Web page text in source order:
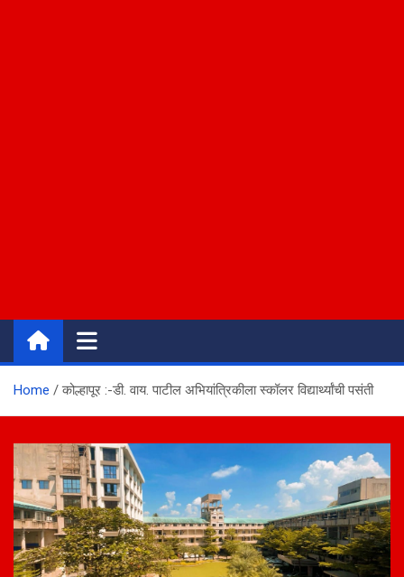
Home कोल्हापूर :-डी. वाय. पाटील अभियांत्रिकीला स्कॉलर विद्यार्थ्यांची पसंती